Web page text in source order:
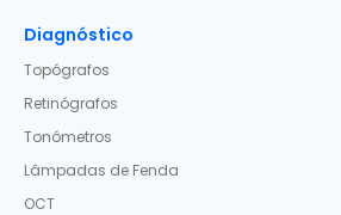
Diagnóstico
Topógrafos
Retinógrafos
Tonómetros
Lâmpadas de Fenda
OCT